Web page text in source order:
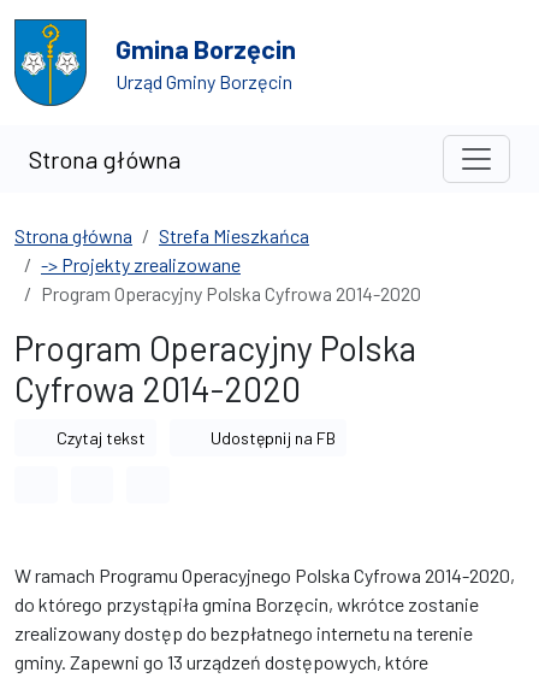
Przejdź do treści
Przejdź do wyszukiwarki
Gmina Borzęcin
Urząd Gminy Borzęcin
Strona główna
Strona główna
Strefa Mieszkańca
-> Projekty zrealizowane
Program Operacyjny Polska Cyfrowa 2014-2020
Program Operacyjny Polska
Cyfrowa 2014-2020
Czytaj tekst Udostępnij na FB
W ramach Programu Operacyjnego Polska Cyfrowa 2014-2020,
do którego przystąpiła gmina Borzęcin, wkrótce zostanie
zrealizowany dostęp do bezpłatnego internetu na terenie
gminy. Zapewni go 13 urządzeń dostępowych, które